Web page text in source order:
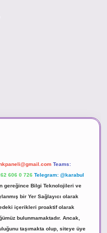
Teams:
606 0 726 Telegram: @karabul
gereğince Bilgi Teknolojileri ve
bir Yer Sağlayıcı olarak
içerikleri proaktif olarak
bulunmamaktadır. Ancak,
taşımakta olup, siteye üye